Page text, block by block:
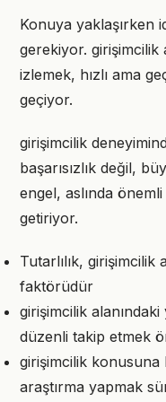
Konuya yaklaşırken
gerekiyor.
izlemek, hızlı ama
geçiyor.
girişimcilik
başarısızlık değil,
engel, aslında
getiriyor.
Tutarlılık, girişimcilik
faktörüdür
girişimcilik
düzenli takip etmek
girişimcilik konusuna
araştırma yapmak